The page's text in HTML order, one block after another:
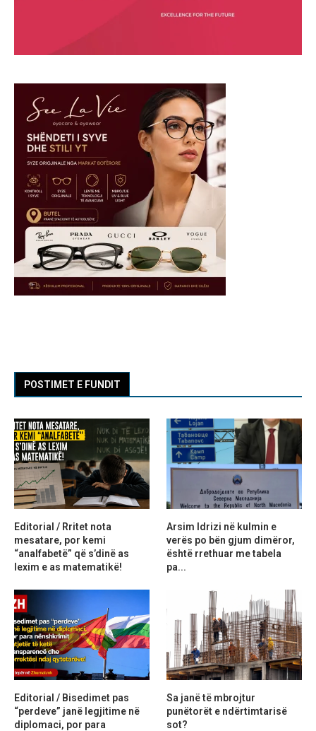
POSTIMET E FUNDIT
Editorial / Rritet nota
mesatare, por kemi
“analfabetë” që s’dinë as
lexim e as matematikë!
Arsim Idrizi në kulmin e
verës po bën gjum dimëror,
është rrethuar me tabela
pa...
Editorial / Bisedimet pas
“perdeve” janë legjitime në
diplomaci, por para
Sa janë të mbrojtur
punëtorët e ndërtimtarisë
sot?